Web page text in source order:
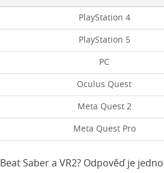
PlayStation 4
PlayStation 5
PC
Oculus Quest
Meta Quest 2
Meta Quest Pro
Saber a VR2? Odpověď je